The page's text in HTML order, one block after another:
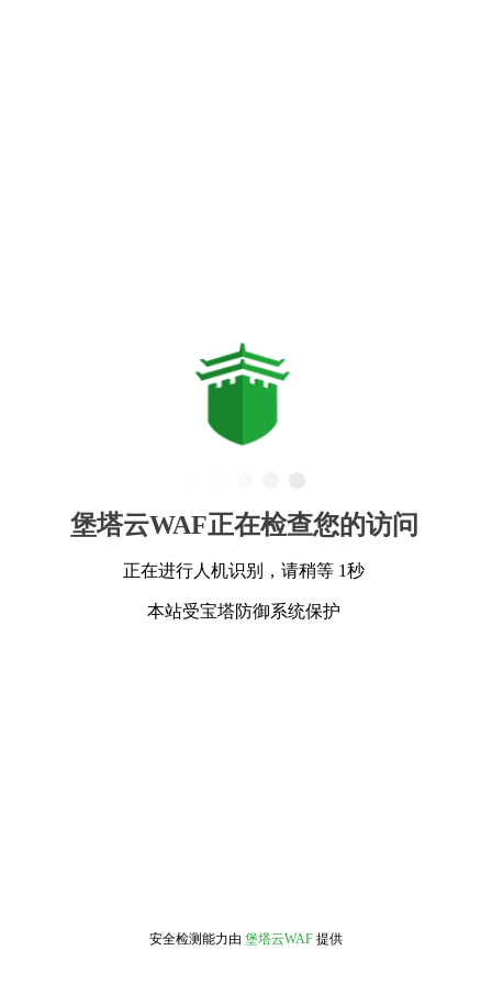
堡塔云WAF正在检查您的访问
正在进行人机识别，请稍等 1秒
本站受宝塔防御系统保护
安全检测能力由 堡塔云WAF 提供